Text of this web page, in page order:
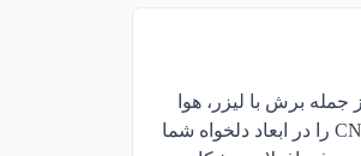
جمله برش با لیزر، هوا
برش، اره و CNC را در ابعاد دلخواه شما